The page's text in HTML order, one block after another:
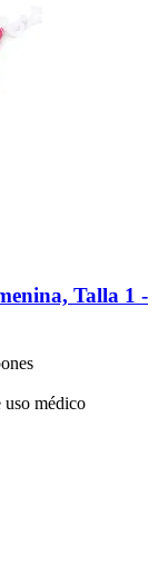
Talla 1 -​
uso médico